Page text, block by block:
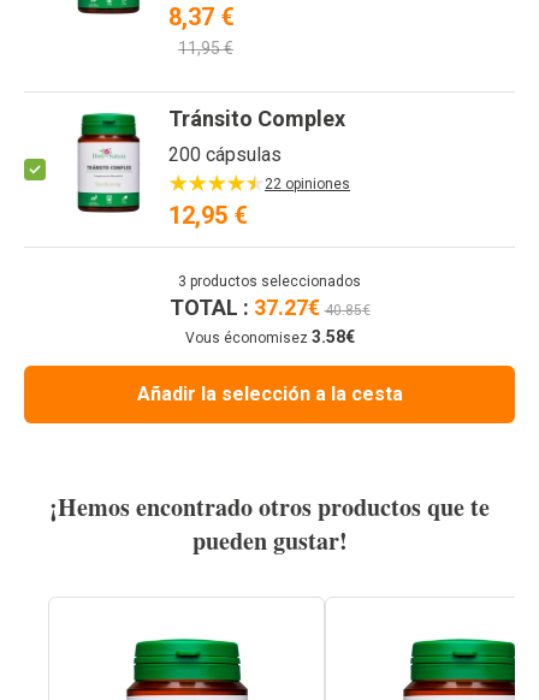
8,37 €
11,95 €
Tránsito Complex
200 cápsulas
22 opiniones
12,95 €
3 productos seleccionados
TOTAL : 37.27€40.85€
Vous économisez 3.58€
Añadir la selección a la cesta
¡Hemos encontrado otros productos que te
pueden gustar!